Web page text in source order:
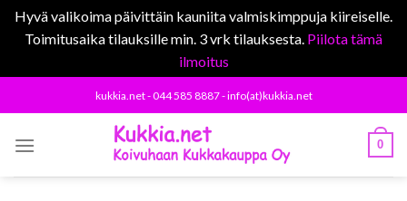
Hyvä valikoima päivittäin kauniita valmiskimppuja kiireiselle.
Toimitusaika tilauksille min. 3 vrk tilauksesta. Piilota tämä
ilmoitus
to
kukkia.net - 044 585 8887 - info(at)kukkia.net
0